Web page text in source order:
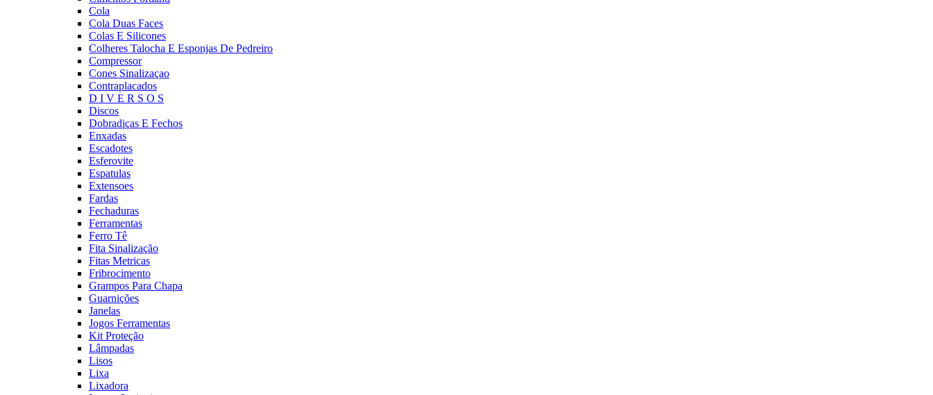
Cola
Cola Duas Faces
Colas E Silicones
Colheres Talocha E Esponjas De Pedreiro
Compressor
Cones Sinalizaçao
Contraplacados
D I V E R S O S
Discos
Dobradiças E Fechos
Enxadas
Escadotes
Esferovite
Espatulas
Extensoes
Fardas
Fechaduras
Ferramentas
Ferro Tê
Fita Sinalização
Fitas Metricas
Fribrocimento
Grampos Para Chapa
Guarnições
Janelas
Jogos Ferramentas
Kit Proteção
Lâmpadas
Lisos
Lixa
Lixadora